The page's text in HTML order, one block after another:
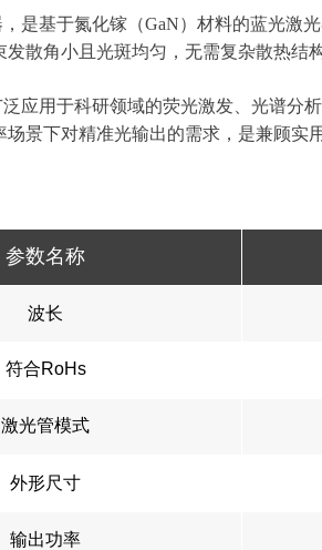
，是基于氮化镓（GaN）材料的蓝光激
散角小且光斑均匀，无需复杂散热结
泛应用于科研领域的荧光激发、光谱分
景下对精准光输出的需求，是兼顾实
参数名称
波长
符合RoHs
激光管模式
外形尺寸
输出功率